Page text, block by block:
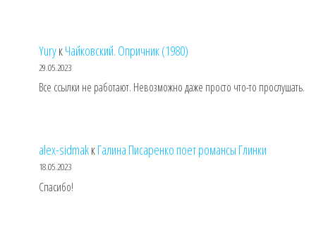
YuryкЧайковский. Опричник (1980)
29.05.2023
Все ссылки не работают. Невозможно даже просто что-то прослушать.
alex-sidmakкГалина Писаренко поет романсы Глинки
18.05.2023
Спасибо!